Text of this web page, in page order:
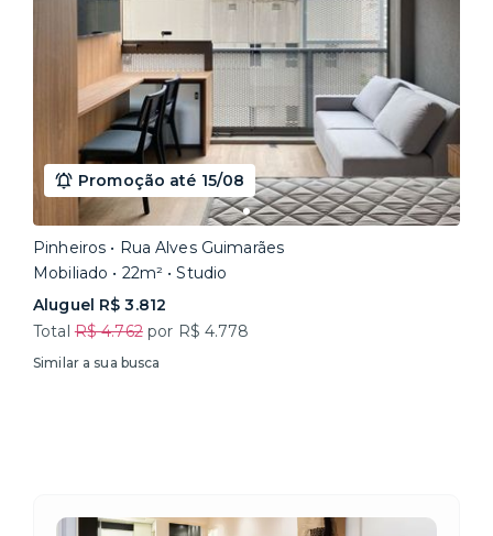
Promoção até 15/08
Pinheiros • Rua Alves Guimarães
Mobiliado • 22m² • Studio
Aluguel R$ 3.812
TotalR$ 4.762por R$ 4.778
Similar a sua busca